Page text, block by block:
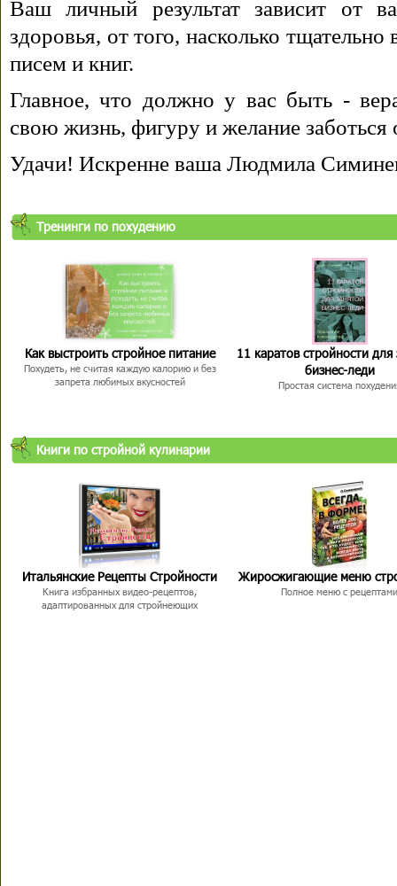
Ваш личный результат зависит от
здоровья, от того, насколько
писем и книг.
Главное, что должно у вас быть -
свою жизнь, фигуру и желание заботься
Удачи! Искренне ваша Людмила
Тренинги по похудению
Как выстроить стройное питание
Похудеть, не считая каждую калорию и без
запрета любимых вкусностей
11 каратов стройности для
бизнес-леди
Простая система
Книги по стройной кулинарии
Итальянские Рецепты Стройности
Книга избранных видео-рецептов,
адаптированных для стройнеющих
Жиросжигающие меню
Полное меню с рецептами